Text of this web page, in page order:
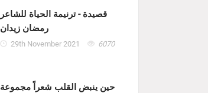
قصيدة - ترنيمة الحياة للشاعر
رمضان زيدان
29th November 2021 6070
حين ينبض القلب شعراً مجموعة